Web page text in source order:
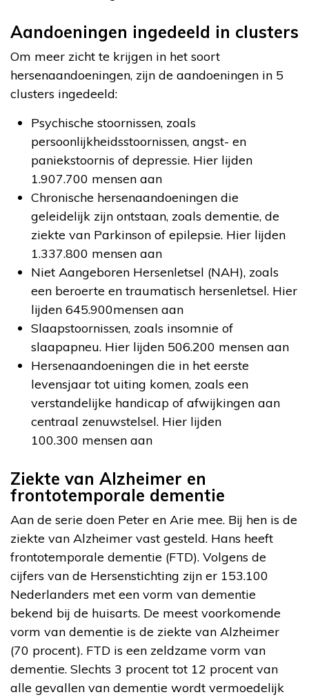
Aandoeningen ingedeeld in clusters
Om meer zicht te krijgen in het soort
hersenaandoeningen, zijn de aandoeningen in 5
clusters ingedeeld:
Psychische stoornissen, zoals
persoonlijkheidsstoornissen, angst- en
paniekstoornis of depressie. Hier lijden
1.907.700 mensen aan
Chronische hersenaandoeningen die
geleidelijk zijn ontstaan, zoals dementie, de
ziekte van Parkinson of epilepsie. Hier lijden
1.337.800 mensen aan
Niet Aangeboren Hersenletsel (NAH), zoals
een beroerte en traumatisch hersenletsel. Hier
lijden 645.900mensen aan
Slaapstoornissen, zoals insomnie of
slaapapneu. Hier lijden 506.200 mensen aan
Hersenaandoeningen die in het eerste
levensjaar tot uiting komen, zoals een
verstandelijke handicap of afwijkingen aan
centraal zenuwstelsel. Hier lijden
100.300 mensen aan
Ziekte van Alzheimer en
frontotemporale dementie
Aan de serie doen Peter en Arie mee. Bij hen is de
ziekte van Alzheimer vast gesteld. Hans heeft
frontotemporale dementie (FTD). Volgens de
cijfers van de Hersenstichting zijn er 153.100
Nederlanders met een vorm van dementie
bekend bij de huisarts. De meest voorkomende
vorm van dementie is de ziekte van Alzheimer
(70 procent). FTD is een zeldzame vorm van
dementie. Slechts 3 procent tot 12 procent van
alle gevallen van dementie wordt vermoedelijk